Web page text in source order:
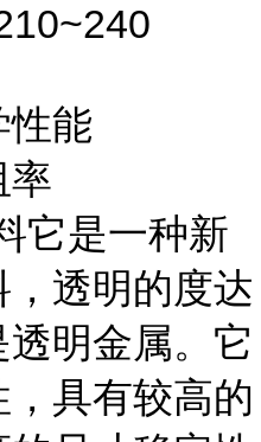
能
是一种新
透明的度达
明金属。它
具有较高的